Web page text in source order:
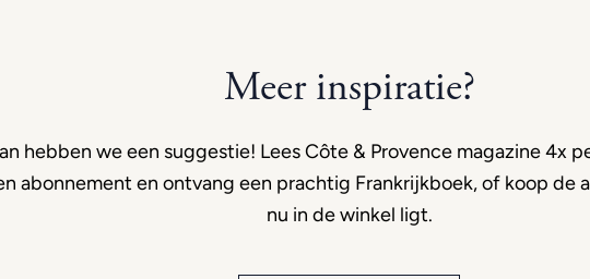
Meer inspiratie?
hebben we een suggestie! Lees Côte & Provence magazine 4x
abonnement en ontvang een prachtig Frankrijkboek, of koop de
nu in de winkel ligt.